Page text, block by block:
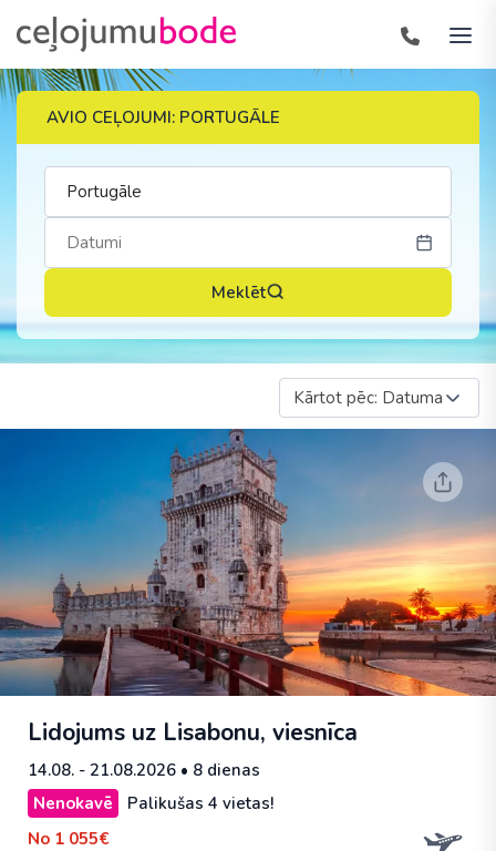
AVIO CEĻOJUMI: PORTUGĀLE
Meklēt
Kārtot pēc: Datuma
Lidojums uz Lisabonu, viesnīca
14.08. - 21.08.2026 • 8 dienas
Nenokavē
Palikušas 4 vietas!
No 1 055€